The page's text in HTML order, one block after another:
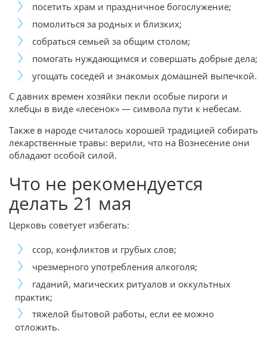
посетить храм и праздничное богослужение;
помолиться за родных и близких;
собраться семьей за общим столом;
помогать нуждающимся и совершать добрые дела;
угощать соседей и знакомых домашней выпечкой.
С давних времен хозяйки пекли особые пироги и
хлебцы в виде «лесенок» — символа пути к небесам.
Также в народе считалось хорошей традицией собирать
лекарственные травы: верили, что на Вознесение они
обладают особой силой.
Что не рекомендуется
делать 21 мая
Церковь советует избегать:
ссор, конфликтов и грубых слов;
чрезмерного употребления алкоголя;
гаданий, магических ритуалов и оккультных
практик;
тяжелой бытовой работы, если ее можно
отложить.